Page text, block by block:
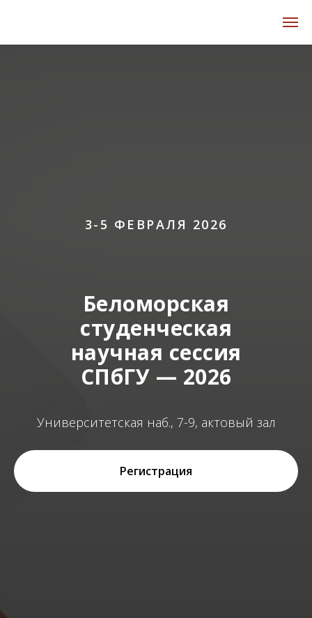
3-5 ФЕВРАЛЯ 2026
Беломорская
студенческая
научная сессия
СПбГУ — 2026
Университетская наб., 7-9, актовый зал
Регистрация